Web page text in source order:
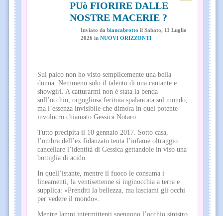
PUò FIORIRE DALLE
NOSTRE MACERIE ?
Inviato da biancabrotto il Sabato, 11 Luglio
2026 in NUOVI ORIZZONTI
Sul palco non ho visto semplicemente una bella
donna. Nemmeno solo il talento di una cantante e
showgirl. A catturarmi non è stata la benda
sull’occhio, orgogliosa feritoia spalancata sul mondo,
ma l’essenza invisibile che dimora in quel potente
involucro chiamato Gessica Notaro.
Tutto precipita il 10 gennaio 2017. Sotto casa,
l’ombra dell’ex fidanzato tenta l’infame oltraggio:
cancellare l’identità di Gessica gettandole in viso una
bottiglia di acido.
In quell’istante, mentre il fuoco le consuma i
lineamenti, la ventisettenne si inginocchia a terra e
supplica: «Prenditi la bellezza, ma lasciami gli occhi
per vedere il mondo».
Mentre lampi intermittenti spengono l’occhio sinistro